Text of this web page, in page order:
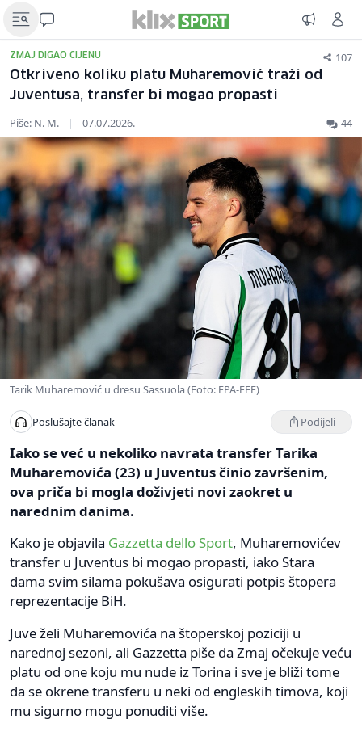
ZMAJ DIGAO CIJENU 107
Otkriveno koliku platu Muharemović traži od
Juventusa, transfer bi mogao propasti
Piše: N. M. | 07.07.2026. 44
Tarik Muharemović u dresu Sassuola (Foto: EPA-EFE)
Poslušajte članak Podijeli
Iako se već u nekoliko navrata transfer Tarika
Muharemovića (23) u Juventus činio završenim,
ova priča bi mogla doživjeti novi zaokret u
narednim danima.
Kako je objavila Gazzetta dello Sport, Muharemovićev
transfer u Juventus bi mogao propasti, iako Stara
dama svim silama pokušava osigurati potpis štopera
reprezentacije BiH.
Juve želi Muharemovića na štoperskoj poziciji u
narednoj sezoni, ali Gazzetta piše da Zmaj očekuje veću
platu od one koju mu nude iz Torina i sve je bliži tome
da se okrene transferu u neki od engleskih timova, koji
mu sigurno mogu ponuditi više.